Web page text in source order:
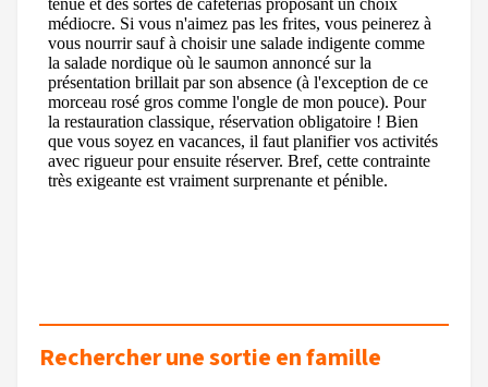
Rechercher une sortie en famille